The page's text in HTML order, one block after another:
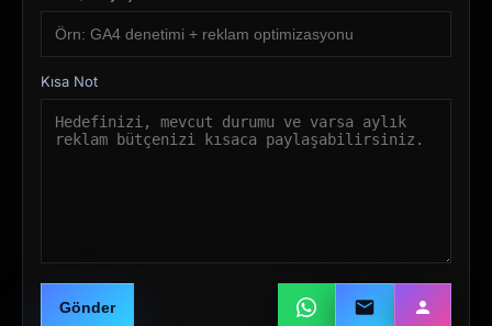
Kısa Not
Gönder